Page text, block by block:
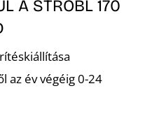
A STROBL 170
az év végéig 0-24